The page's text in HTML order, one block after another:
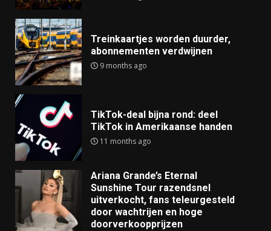
Treinkaartjes worden duurder,
abonnementen verdwijnen
9 months ago
TikTok-deal bijna rond: deel
TikTok in Amerikaanse handen
11 months ago
Ariana Grande’s Eternal
Sunshine Tour razendsnel
uitverkocht, fans teleurgesteld
door wachtrijen en hoge
doorverkoopprijzen